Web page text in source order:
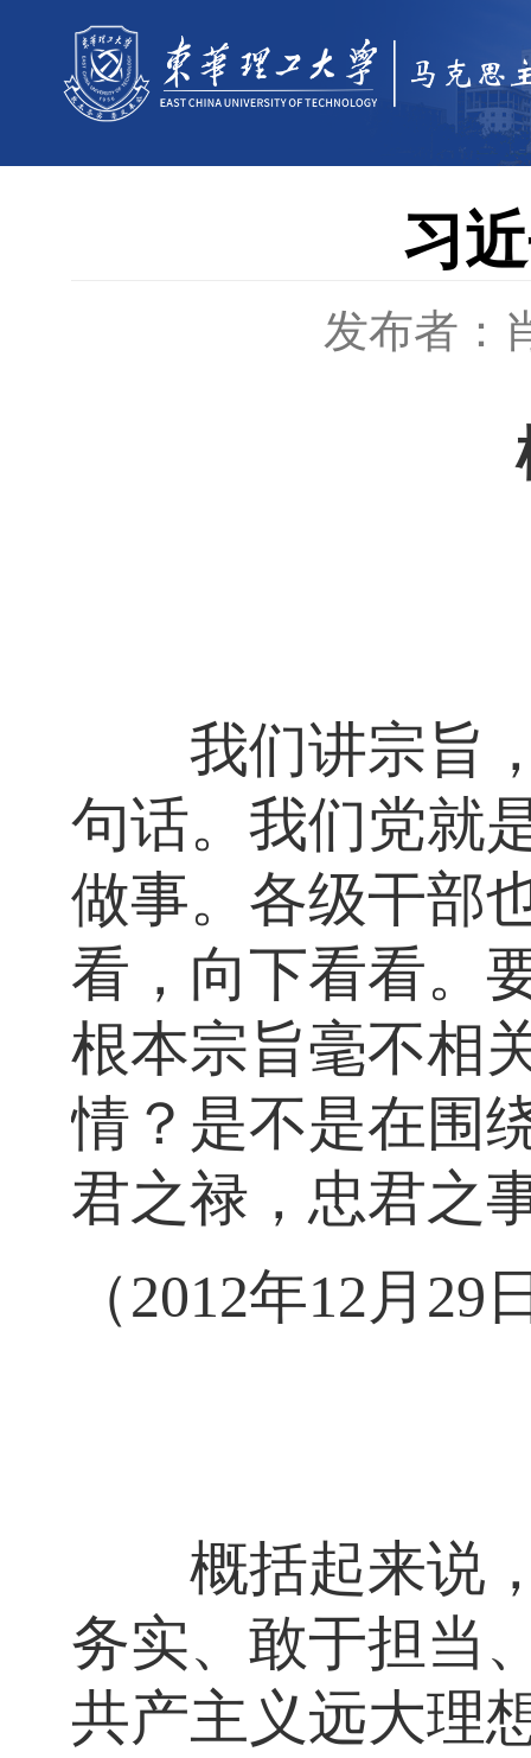
习
发布者：
我们讲宗旨，
句话。我们党就
做事。各级干部
看，向下看看。
根本宗旨毫不相
情？是不是在围
君之禄，忠君之
（2012年12月
概括起来说，
务实、敢于担当
共产主义远大理